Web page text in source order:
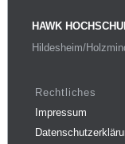
HAWK
Hildesheim/
Rechtliches
Impressum